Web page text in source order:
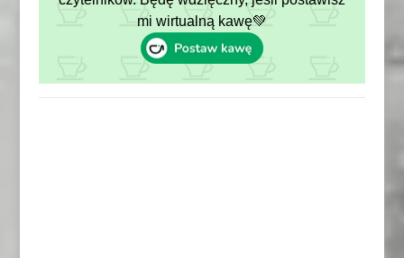
mi wirtualną kawę💚